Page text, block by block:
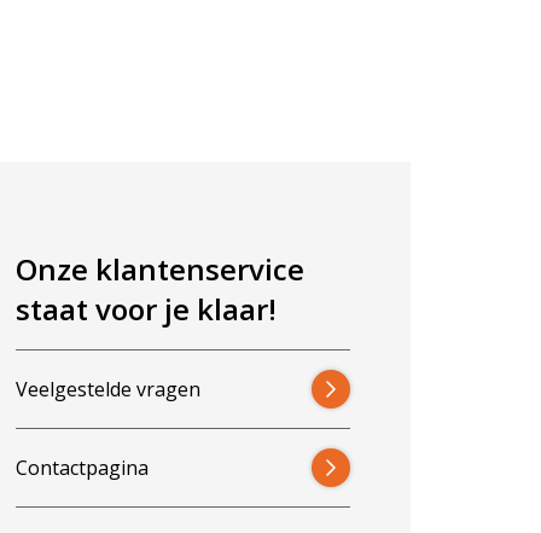
Onze klantenservice
staat voor je klaar!
Veelgestelde vragen
Contactpagina